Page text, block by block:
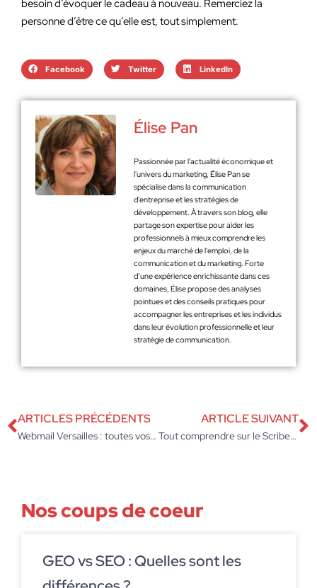
besoin d’évoquer le cadeau à nouveau. Remerciez la
personne d’être ce qu’elle est, tout simplement.
Facebook Twitter LinkedIn
Élise Pan
Passionnée par l'actualité économique et
l'univers du marketing, Élise Pan se
spécialise dans la communication
d'entreprise et les stratégies de
développement. À travers son blog, elle
partage son expertise pour aider les
professionnels à mieux comprendre les
enjeux du marché de l'emploi, de la
communication et du marketing. Forte
d’une expérience enrichissante dans ces
domaines, Élise propose des analyses
pointues et des conseils pratiques pour
accompagner les entreprises et les individus
dans leur évolution professionnelle et leur
stratégie de communication.
ARTICLES PRÉCÉDENTS
Webmail Versailles : toutes vos questions
ARTICLE SUIVANT
Tout comprendre sur le Scribens anglais
Nos coups de coeur
GEO vs SEO : Quelles sont les